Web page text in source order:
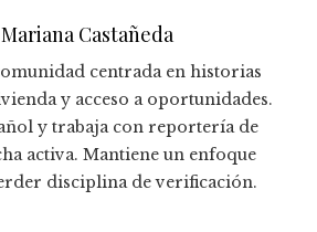
Castañeda
centrada en historias
y acceso a oportunidades.
y trabaja con reportería de
activa. Mantiene un enfoque
disciplina de verificación.